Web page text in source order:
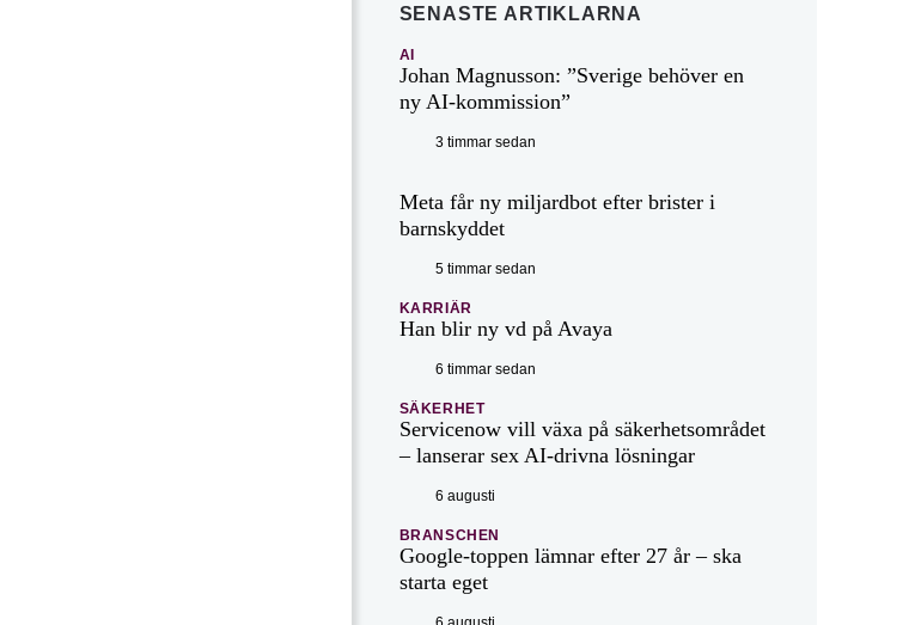
SENASTE ARTIKLARNA
AI
Johan Magnusson: ”Sverige behöver en
ny AI-kommission”
3 timmar sedan
Meta får ny miljardbot efter brister i
barnskyddet
5 timmar sedan
KARRIÄR
Han blir ny vd på Avaya
6 timmar sedan
SÄKERHET
Servicenow vill växa på säkerhetsområdet
– lanserar sex AI-drivna lösningar
6 augusti
BRANSCHEN
Google-toppen lämnar efter 27 år – ska
starta eget